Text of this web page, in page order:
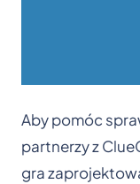
Aby pomóc
partnerzy z
gra